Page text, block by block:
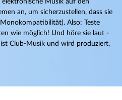
an, um sicherzustellen, dass sie
Also: Teste
wie möglich! Und höre sie laut -
Club-Musik und wird produziert,